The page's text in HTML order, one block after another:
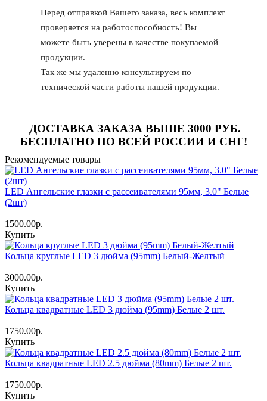
Перед отправкой Вашего заказа, весь комплект
проверяется на работоспособность! Вы
можете быть уверены в качестве покупаемой
продукции.
Так же мы удаленно консультируем по
технической части работы нашей продукции.
ДОСТАВКА ЗАКАЗА ВЫШЕ 3000 РУБ.
БЕСПЛАТНО ПО ВСЕЙ РОССИИ И СНГ!
Рекомендуемые товары
LED Ангельские глазки с рассеивателями 95мм, 3.0" Белые
(2шт)
1500.00р.
Купить
Кольца круглые LED 3 дюйма (95mm) Белый-Желтый
3000.00р.
Купить
Кольца квадратные LED 3 дюйма (95mm) Белые 2 шт.
1750.00р.
Купить
Кольца квадратные LED 2.5 дюйма (80mm) Белые 2 шт.
1750.00р.
Купить